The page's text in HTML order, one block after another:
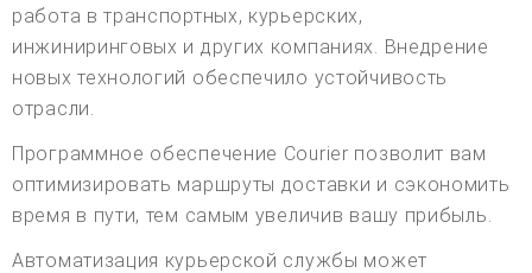
работа в транспортных, курьерских,
инжиниринговых и других компаниях. Внедрение
новых технологий обеспечило устойчивость
отрасли.
Программное обеспечение Courier позволит вам
оптимизировать маршруты доставки и сэкономить
время в пути, тем самым увеличив вашу прибыль.
Автоматизация курьерской службы может